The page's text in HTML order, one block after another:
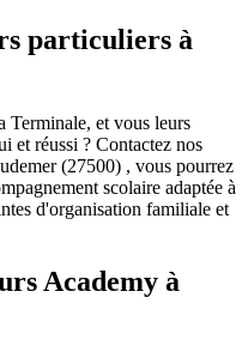
particuliers à
Terminale, et vous leurs
et réussi ? Contactez nos
(27500) , vous pourrez
scolaire adaptée à
d'organisation familiale et
Academy à